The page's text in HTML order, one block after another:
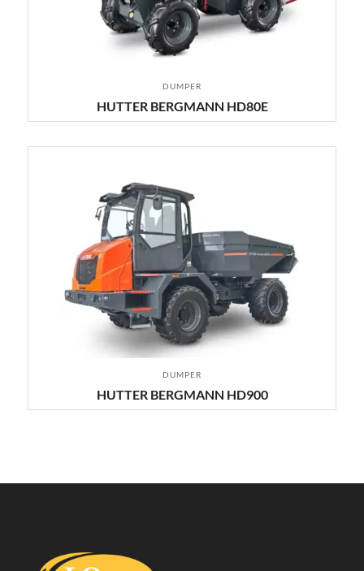
DUMPER
HUTTER BERGMANN HD80E
DUMPER
HUTTER BERGMANN HD900